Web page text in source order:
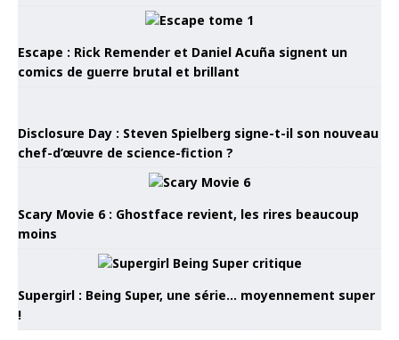
Escape : Rick Remender et Daniel Acuña signent un
comics de guerre brutal et brillant
Disclosure Day : Steven Spielberg signe-t-il son nouveau
chef-d’œuvre de science-fiction ?
Scary Movie 6 : Ghostface revient, les rires beaucoup
moins
Supergirl : Being Super, une série… moyennement super
!